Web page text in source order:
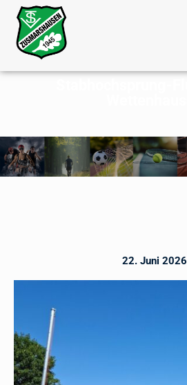
22. Juni 2026